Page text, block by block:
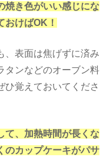
焼き色がいい感じにな
おけばOK！
、表面は焦げずに済み
タンなどのオーブン料
ひ覚えておいてくださ
て、加熱時間が長くな
のカップケーキがパサ